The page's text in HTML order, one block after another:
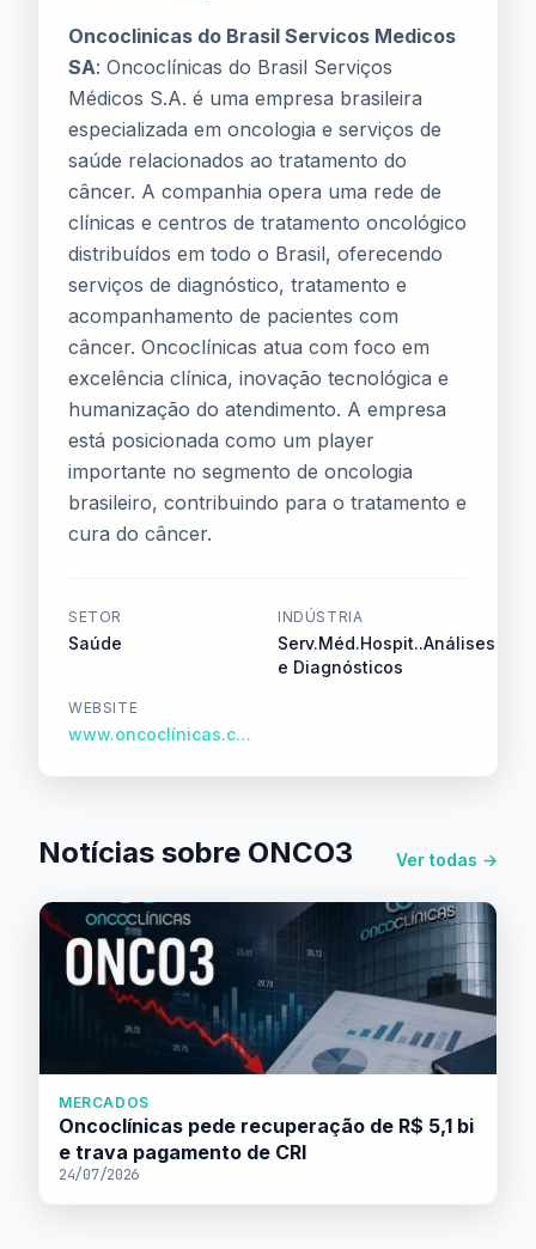
Oncoclinicas do Brasil Servicos Medicos
SA: Oncoclínicas do Brasil Serviços
Médicos S.A. é uma empresa brasileira
especializada em oncologia e serviços de
saúde relacionados ao tratamento do
câncer. A companhia opera uma rede de
clínicas e centros de tratamento oncológico
distribuídos em todo o Brasil, oferecendo
serviços de diagnóstico, tratamento e
acompanhamento de pacientes com
câncer. Oncoclínicas atua com foco em
excelência clínica, inovação tecnológica e
humanização do atendimento. A empresa
está posicionada como um player
importante no segmento de oncologia
brasileiro, contribuindo para o tratamento e
cura do câncer.
SETOR
Saúde
INDÚSTRIA
Serv.Méd.Hospit..Análises
e Diagnósticos
WEBSITE
www.oncoclínicas.com.br
Notícias sobre ONCO3 Ver todas →
MERCADOS
Oncoclínicas pede recuperação de R$ 5,1 bi
e trava pagamento de CRI
24/07/2026